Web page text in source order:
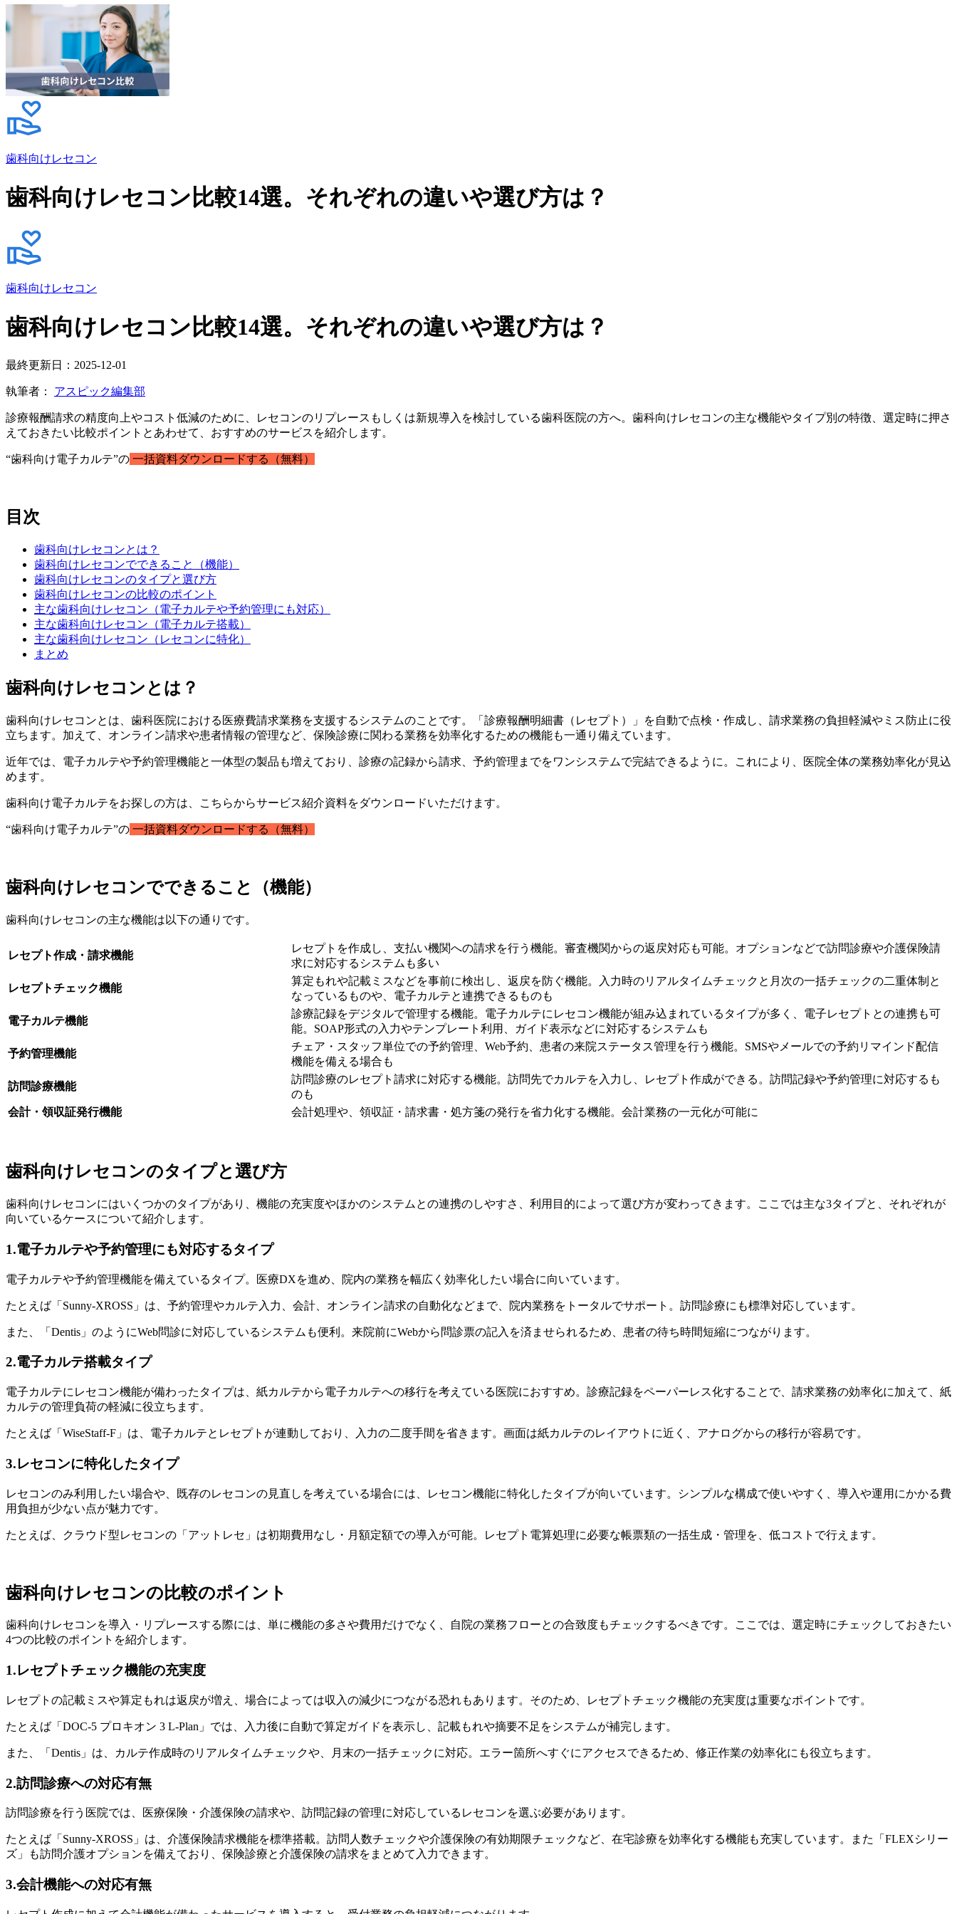
歯科向けレセコン
歯科向けレセコン比較14選。それぞれの違いや選び方は？
歯科向けレセコン
歯科向けレセコン比較14選。それぞれの違いや選び方は？
最終更新日：2025-12-01
執筆者： アスピック編集部
診療報酬請求の精度向上やコスト低減のために、レセコンのリプレースもしくは新規導入を検討している歯科医院の方へ。歯科向けレセコンの主な機能やタイプ別の特徴、選定時に押さ
えておきたい比較ポイントとあわせて、おすすめのサービスを紹介します。
“歯科向け電子カルテ”の 一括資料ダウンロードする（無料）
目次
歯科向けレセコンとは？
歯科向けレセコンでできること（機能）
歯科向けレセコンのタイプと選び方
歯科向けレセコンの比較のポイント
主な歯科向けレセコン（電子カルテや予約管理にも対応）
主な歯科向けレセコン（電子カルテ搭載）
主な歯科向けレセコン（レセコンに特化）
まとめ
歯科向けレセコンとは？
歯科向けレセコンとは、歯科医院における医療費請求業務を支援するシステムのことです。「診療報酬明細書（レセプト）」を自動で点検・作成し、請求業務の負担軽減やミス防止に役
立ちます。加えて、オンライン請求や患者情報の管理など、保険診療に関わる業務を効率化するための機能も一通り備えています。
近年では、電子カルテや予約管理機能と一体型の製品も増えており、診療の記録から請求、予約管理までをワンシステムで完結できるように。これにより、医院全体の業務効率化が見込
めます。
歯科向け電子カルテをお探しの方は、こちらからサービス紹介資料をダウンロードいただけます。
“歯科向け電子カルテ”の 一括資料ダウンロードする（無料）
歯科向けレセコンでできること（機能）
歯科向けレセコンの主な機能は以下の通りです。
レセプト作成・請求機能
レセプトを作成し、支払い機関への請求を行う機能。審査機関からの返戻対応も可能。オプションなどで訪問診療や介護保険請
求に対応するシステムも多い
レセプトチェック機能
算定もれや記載ミスなどを事前に検出し、返戻を防ぐ機能。入力時のリアルタイムチェックと月次の一括チェックの二重体制と
なっているものや、電子カルテと連携できるものも
電子カルテ機能
診療記録をデジタルで管理する機能。電子カルテにレセコン機能が組み込まれているタイプが多く、電子レセプトとの連携も可
能。SOAP形式の入力やテンプレート利用、ガイド表示などに対応するシステムも
予約管理機能
チェア・スタッフ単位での予約管理、Web予約、患者の来院ステータス管理を行う機能。SMSやメールでの予約リマインド配信
機能を備える場合も
訪問診療機能
訪問診療のレセプト請求に対応する機能。訪問先でカルテを入力し、レセプト作成ができる。訪問記録や予約管理に対応するも
のも
会計・領収証発行機能
会計処理や、領収証・請求書・処方箋の発行を省力化する機能。会計業務の一元化が可能に
歯科向けレセコンのタイプと選び方
歯科向けレセコンにはいくつかのタイプがあり、機能の充実度やほかのシステムとの連携のしやすさ、利用目的によって選び方が変わってきます。ここでは主な3タイプと、それぞれが
向いているケースについて紹介します。
1.電子カルテや予約管理にも対応するタイプ
電子カルテや予約管理機能を備えているタイプ。医療DXを進め、院内の業務を幅広く効率化したい場合に向いています。
たとえば「Sunny-XROSS」は、予約管理やカルテ入力、会計、オンライン請求の自動化などまで、院内業務をトータルでサポート。訪問診療にも標準対応しています。
また、「Dentis」のようにWeb問診に対応しているシステムも便利。来院前にWebから問診票の記入を済ませられるため、患者の待ち時間短縮につながります。
2.電子カルテ搭載タイプ
電子カルテにレセコン機能が備わったタイプは、紙カルテから電子カルテへの移行を考えている医院におすすめ。診療記録をペーパーレス化することで、請求業務の効率化に加えて、紙
カルテの管理負荷の軽減に役立ちます。
たとえば「WiseStaff-F」は、電子カルテとレセプトが連動しており、入力の二度手間を省きます。画面は紙カルテのレイアウトに近く、アナログからの移行が容易です。
3.レセコンに特化したタイプ
レセコンのみ利用したい場合や、既存のレセコンの見直しを考えている場合には、レセコン機能に特化したタイプが向いています。シンプルな構成で使いやすく、導入や運用にかかる費
用負担が少ない点が魅力です。
たとえば、クラウド型レセコンの「アットレセ」は初期費用なし・月額定額での導入が可能。レセプト電算処理に必要な帳票類の一括生成・管理を、低コストで行えます。
歯科向けレセコンの比較のポイント
歯科向けレセコンを導入・リプレースする際には、単に機能の多さや費用だけでなく、自院の業務フローとの合致度もチェックするべきです。ここでは、選定時にチェックしておきたい
4つの比較のポイントを紹介します。
1.レセプトチェック機能の充実度
レセプトの記載ミスや算定もれは返戻が増え、場合によっては収入の減少につながる恐れもあります。そのため、レセプトチェック機能の充実度は重要なポイントです。
たとえば「DOC-5 プロキオン 3 L-Plan」では、入力後に自動で算定ガイドを表示し、記載もれや摘要不足をシステムが補完します。
また、「Dentis」は、カルテ作成時のリアルタイムチェックや、月末の一括チェックに対応。エラー箇所へすぐにアクセスできるため、修正作業の効率化にも役立ちます。
2.訪問診療への対応有無
訪問診療を行う医院では、医療保険・介護保険の請求や、訪問記録の管理に対応しているレセコンを選ぶ必要があります。
たとえば「Sunny-XROSS」は、介護保険請求機能を標準搭載。訪問人数チェックや介護保険の有効期限チェックなど、在宅診療を効率化する機能も充実しています。また「FLEXシリー
ズ」も訪問介護オプションを備えており、保険診療と介護保険の請求をまとめて入力できます。
3.会計機能への対応有無